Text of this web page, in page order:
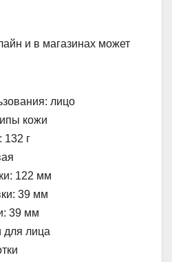
и в магазинах может
лицо
кожи
132 г
122 мм
39 мм
39 мм
для лица